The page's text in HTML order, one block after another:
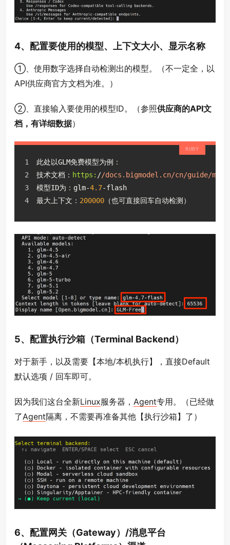
4、配置要使用的模型、上下文大小、显示名称
①、使用数字选择自动检测出的模型。（不一定全，以
API供应商官方文档为准。）
②、直接输入要使用的模型ID。（参照供应商的API文
档，有详细数据）
此处以GLM免费模型为例：
技术文档： https: //docs.bigmodel.cn/cn/guide/
模型ID为：glm-4.7-flash
最大上下文： 200000 （也可直接回车自动检测）
5、配置执行沙箱（Terminal Backend）
对于新手，以及需要【本地/本机执行】，直接Default
默认选项 / 回车即可。
因为我们这台全新Linux服务器， Agent专用。（已经做
了Agent隔离，不需要再准备其他【执行沙箱】了）
6、配置网关（Gateway）/消息平台